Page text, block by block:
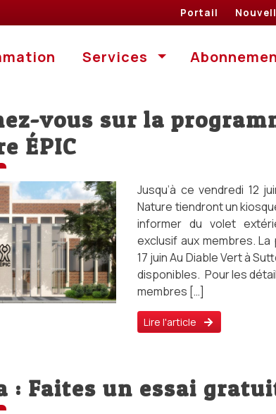
Portail
Portail
Programmation
Services
vous sur la
ÉPIC
Jusqu’à ce vendredi 12
Nature tiendront un
informer du volet
exclusif aux membres.
17 juin Au Diable Vert à
disponibles. Pour les
membres […]
Lire l'article
: Faites un essai